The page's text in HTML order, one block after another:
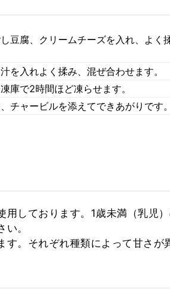
豆腐、クリームチーズを入れ、よく
を入れよく揉み、混ぜ合わせます。
庫で2時間ほど凍らせます。
チャービルを添えてできあがりです。
用しております。1歳未満（乳児
。
す。それぞれ種類によって甘さが